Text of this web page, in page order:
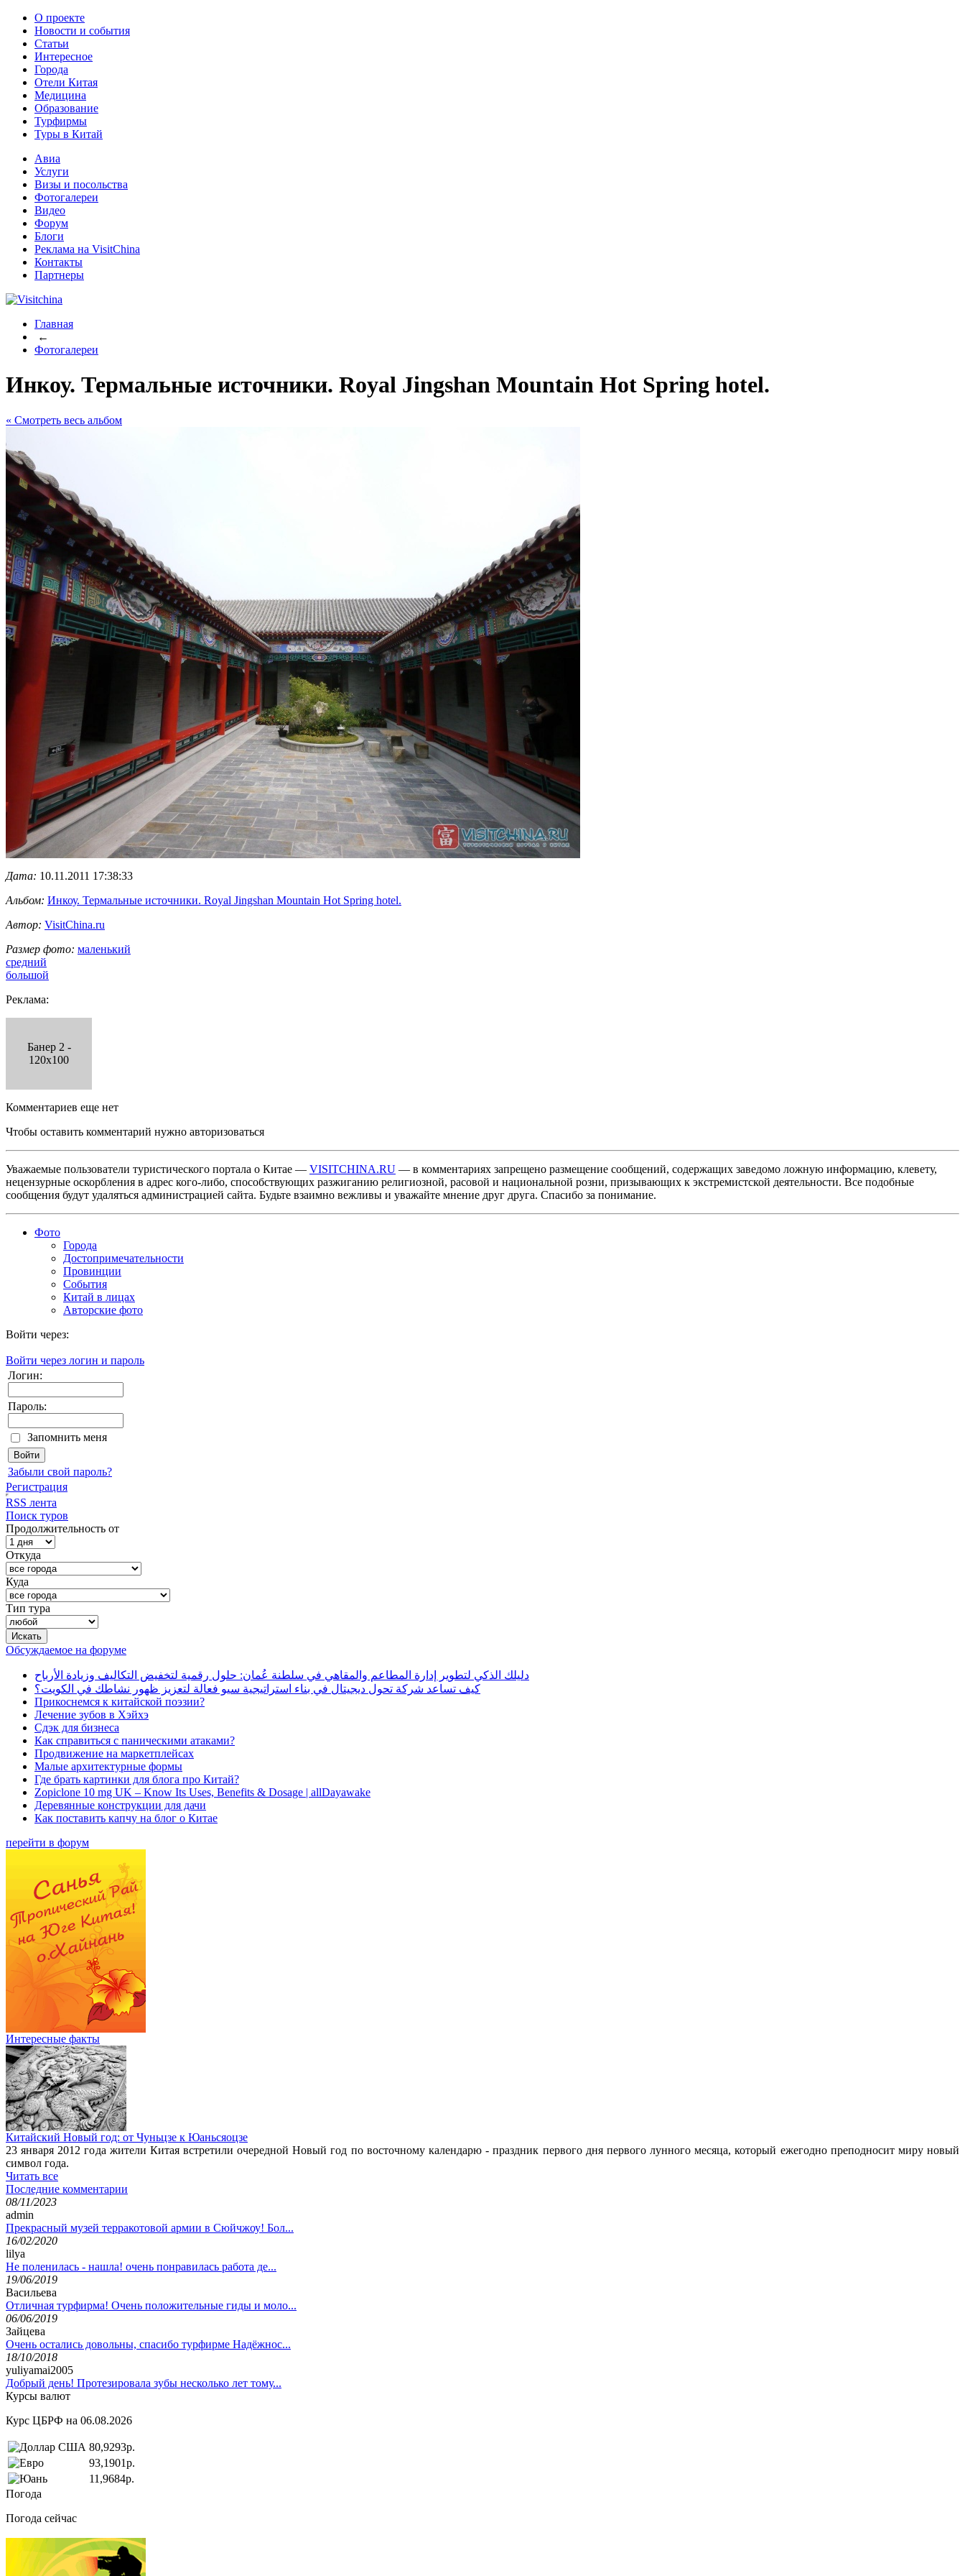
О проекте
Новости и события
Статьи
Интересное
Города
Отели Китая
Медицина
Образование
Турфирмы
Туры в Китай
Авиа
Услуги
Визы и посольства
Фотогалереи
Видео
Форум
Блоги
Реклама на VisitChina
Контакты
Партнеры
Главная
←
Фотогалереи
Инкоу. Термальные источники. Royal Jingshan Mountain Hot Spring hotel.
« Cмотреть весь альбом
Дата: 10.11.2011 17:38:33
Альбом: Инкоу. Термальные источники. Royal Jingshan Mountain Hot Spring hotel.
Автор: VisitChina.ru
Размер фото: маленький
средний
большой
Реклама:
Банер 2 -
120x100
Комментариев еще нет
Чтобы оставить комментарий нужно авторизоваться
Уважаемые пользователи туристического портала о Китае — VISITCHINA.RU — в комментариях запрещено размещение сообщений, содержащих заведомо ложную информацию, клевету,
нецензурные оскорбления в адрес кого-либо, способствующих разжиганию религиозной, расовой и национальной розни, призывающих к экстремистской деятельности. Все подобные
сообщения будут удаляться администрацией сайта. Будьте взаимно вежливы и уважайте мнение друг друга. Спасибо за понимание.
Фото
Города
Достопримечательности
Провинции
События
Китай в лицах
Авторские фото
Войти через:
Войти через логин и пароль
Логин:
Пароль:
Запомнить меня
Забыли свой пароль?
Регистрация
RSS лента
Поиск туров
Продолжительность от
Откуда
Куда
Тип тура
Обсуждаемое на форуме
دليلك الذكي لتطوير إدارة المطاعم والمقاهي في سلطنة عُمان: حلول رقمية لتخفيض التكاليف وزيادة الأرباح
كيف تساعد شركة تحول ديجيتال في بناء استراتيجية سيو فعالة لتعزيز ظهور نشاطك في الكويت؟
Прикоснемся к китайской поэзии?
Лечение зубов в Хэйхэ
Сдэк для бизнеса
Как справиться с паническими атаками?
Продвижение на маркетплейсах
Малые архитектурные формы
Где брать картинки для блога про Китай?
Zopiclone 10 mg UK – Know Its Uses, Benefits & Dosage | allDayawake
Деревянные конструкции для дачи
Как поставить капчу на блог о Китае
перейти в форум
Интересные факты
Китайский Новый год: от Чуньцзе к Юаньсяоцзе
23 января 2012 года жители Китая встретили очередной Новый год по восточному календарю - праздник первого дня первого лунного месяца, который ежегодно преподносит миру новый
символ года.
Читать все
Последние комментарии
08/11/2023
admin
Прекрасный музей терракотовой армии в Сюйчжоу! Бол...
16/02/2020
lilya
Не поленилась - нашла! очень понравилась работа де...
19/06/2019
Васильева
Отличная турфирма! Очень положительные гиды и моло...
06/06/2019
Зайцева
Очень остались довольны, спасибо турфирме Надёжнос...
18/10/2018
yuliyamai2005
Добрый день! Протезировала зубы несколько лет тому...
Курсы валют
Курс ЦБРФ на 06.08.2026
80,9293р.
93,1901р.
11,9684р.
Погода
Погода сейчас